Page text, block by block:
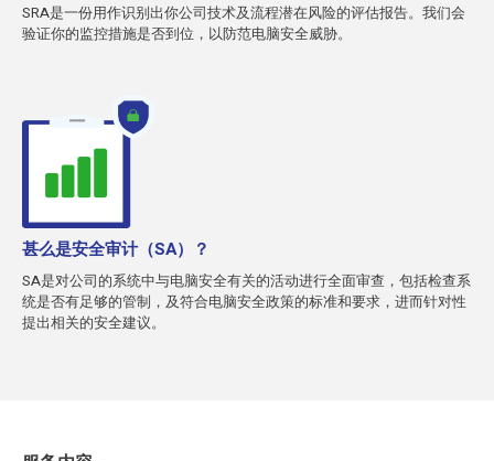
SRA是一份用作识别出你公司技术及流程潜在风险的评估报告。我们会
验证你的监控措施是否到位，以防范电脑安全威胁。
甚么是安全审计（SA）？
SA是对公司的系统中与电脑安全有关的活动进行全面审查，包括检查系
统是否有足够的管制，及符合电脑安全政策的标准和要求，进而针对性
提出相关的安全建议。